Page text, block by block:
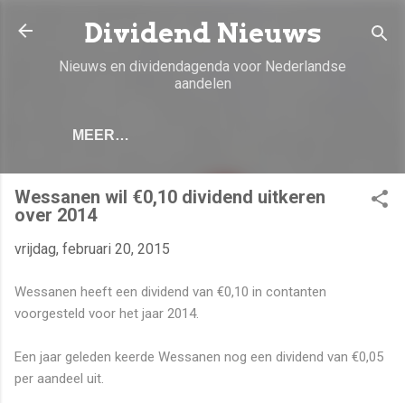
Doorgaan naar hoofdcontent
Dividend Nieuws
Nieuws en dividendagenda voor Nederlandse
aandelen
MEER…
Wessanen wil €0,10 dividend uitkeren
over 2014
vrijdag, februari 20, 2015
Wessanen heeft een dividend van €0,10 in contanten
voorgesteld voor het jaar 2014.
Een jaar geleden keerde Wessanen nog een dividend van €0,05
per aandeel uit.